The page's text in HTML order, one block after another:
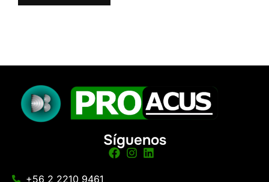
Síguenos
+56 2 2210 9461